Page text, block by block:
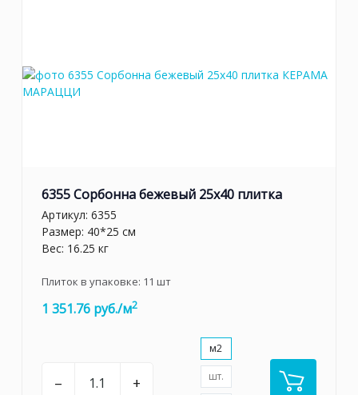
6355 Сорбонна бежевый 25x40 плитка
Артикул: 6355
Размер: 40*25 см
Вес: 16.25 кг
Плиток в упаковке: 11 шт
1 351.76 руб./м2
– +
м2
шт.